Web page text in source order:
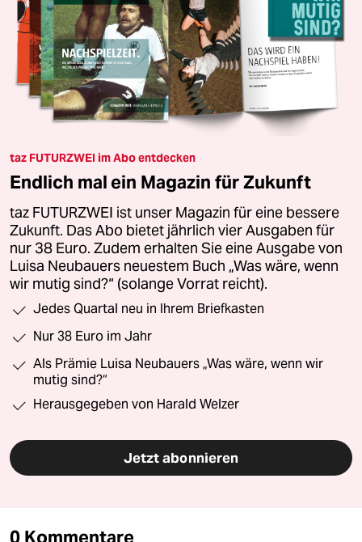
taz FUTURZWEI im Abo entdecken
Endlich mal ein Magazin für Zukunft
taz FUTURZWEI ist unser Magazin für eine bessere
Zukunft. Das Abo bietet jährlich vier Ausgaben für
nur 38 Euro. Zudem erhalten Sie eine Ausgabe von
Luisa Neubauers neuestem Buch „Was wäre, wenn
wir mutig sind?“ (solange Vorrat reicht).
Jedes Quartal neu in Ihrem Briefkasten
Nur 38 Euro im Jahr
Als Prämie Luisa Neubauers „Was wäre, wenn wir
mutig sind?“
Herausgegeben von Harald Welzer
Jetzt abonnieren